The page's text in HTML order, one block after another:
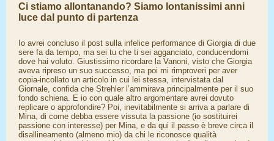
Ci stiamo allontanando? Siamo lontanissimi anni
luce dal punto di partenza
Io avrei concluso il post sulla infelice performance di Giorgia di due
sere fa da tempo, ma sei tu che ti sei agganciato, conducendomi
dove hai voluto. Giustissimo ricordare la Vanoni, visto che Giorgia
aveva ripreso un suo successo, ma poi mi rimproveri per aver
copia-incollato un articolo in cui lei stessa, intervistata dal
Giornale, confida che Strehler l’ammirava principalmente per il suo
fondo schiena. E io con quale altro argomentare avrei dovuto
replicare o approfondire? Poi, inevitabilmente si arriva a parlare di
Mina, di come debba essere vissuta la passione (io sostituirei
passione con interesse) per Mina, e da qui il passo è breve circa il
disallineamento (almeno mio) da chi le riconosce qualità